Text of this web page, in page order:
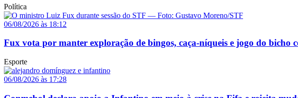
Política
06/08/2026 às 18:12
Fux vota por manter exploração de bingos, caça-níqueis e jogo do
Esporte
06/08/2026 às 17:28